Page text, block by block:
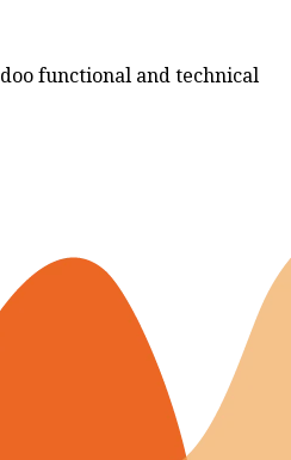
functional and technical